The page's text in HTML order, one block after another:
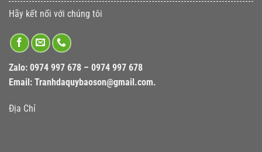
Hãy kết nối với chúng tôi
Zalo: 0974 997 678 – 0974 997 678
Email: Tranhdaquybaoson@gmail.com.
Địa Chỉ